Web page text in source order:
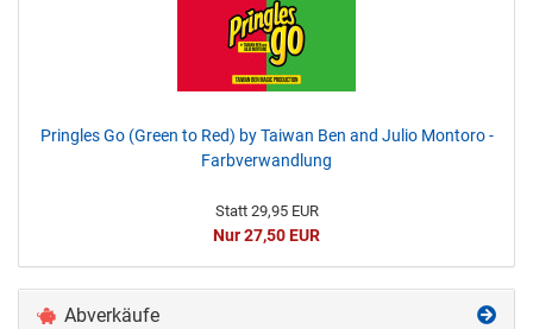
Pringles Go (Green to Red) by Taiwan Ben and Julio Montoro -
Farbverwandlung
Statt 29,95 EUR
Nur 27,50 EUR
Abverkäufe